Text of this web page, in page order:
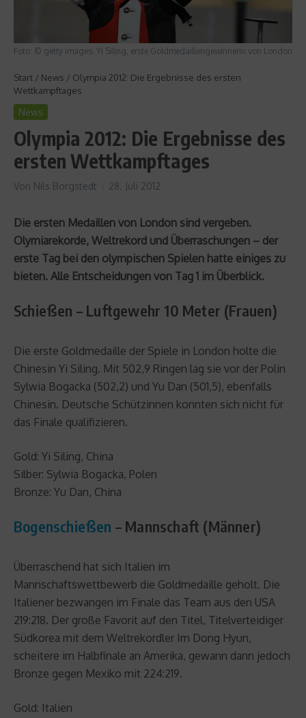
Foto: © getty images; Yi Siling, erste Goldmedaillengewinnerin von London
Start / News / Olympia 2012: Die Ergebnisse des ersten
Wettkampftages
News
Olympia 2012: Die Ergebnisse des
ersten Wettkampftages
Von Nils Borgstedt 28. Juli 2012
Die ersten Medaillen von London sind vergeben.
Olymiarekorde, Weltrekord und Überraschungen – der
erste Tag bei den olympischen Spielen hatte einiges zu
bieten. Alle Entscheidungen von Tag 1 im Überblick.
Schießen – Luftgewehr 10 Meter (Frauen)
Die erste Goldmedaille der Spiele in London holte die
Chinesin Yi Siling. Mit 502,9 Ringen lag sie vor der Polin
Sylwia Bogacka (502,2) und Yu Dan (501,5), ebenfalls
Chinesin. Deutsche Schützinnen konnten sich nicht für
das Finale qualifizieren.
Gold: Yi Siling, China
Silber: Sylwia Bogacka, Polen
Bronze: Yu Dan, China
Bogenschießen – Mannschaft (Männer)
Überraschend hat sich Italien im
Mannschaftswettbewerb die Goldmedaille geholt. Die
Italiener bezwangen im Finale das Team aus den USA
219:218. Der große Favorit auf den Titel, Titelverteidiger
Südkorea mit dem Weltrekordler Im Dong Hyun,
scheitere im Halbfinale an Amerika, gewann dann jedoch
Bronze gegen Mexiko mit 224:219.
Gold: Italien